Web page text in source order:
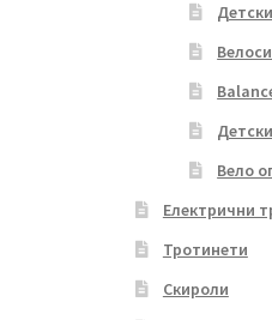
Вело
Електрични
Тротинети
Скироли